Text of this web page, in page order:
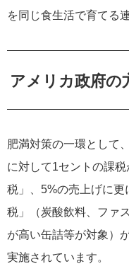
を同じ食生活で育てる
アメリカ政府の
肥満対策の一環として
に対して1セントの課
税」、5%の売上げに更
税」（炭酸飲料、ファ
が高い缶詰等が対象）
実施されています。